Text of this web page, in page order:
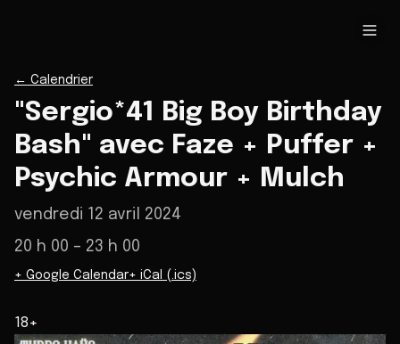
← Calendrier
"Sergio*41 Big Boy Birthday
Bash" avec Faze + Puffer +
Psychic Armour + Mulch
vendredi 12 avril 2024
20 h 00 – 23 h 00
+ Google Calendar+ iCal (.ics)
18+